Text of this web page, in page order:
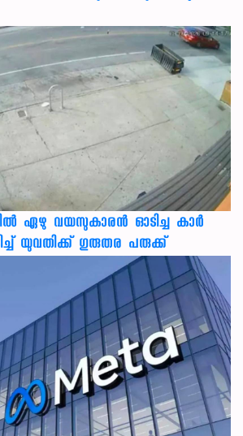
ഏഴു വയസുകാരന്‍ ഓടിച്ച കാര്‍
യുവതിക്ക് ഗുരുതര പരുക്ക്